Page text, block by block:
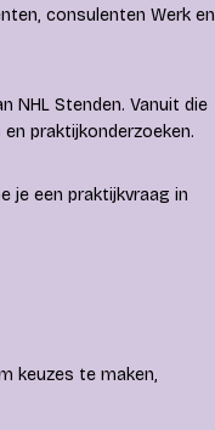
consulenten Werk en
NHL Stenden. Vanuit die
praktijkonderzoeken.
je een praktijkvraag in
keuzes te maken,